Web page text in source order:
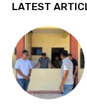
LATEST